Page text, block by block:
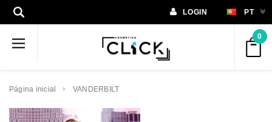
LOGIN PT
0
Página inicial VANDERBILT